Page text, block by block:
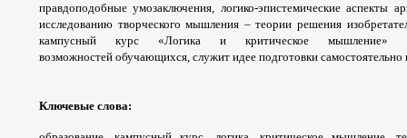
правдоподобные умозаключения, логико-эпистемические аспекты
исследованию творческогомышления – теории решения
кампусный курс «Логика и критическое мышление»
возможностей обучающихся, служит идее подготовки
Ключевые слова: